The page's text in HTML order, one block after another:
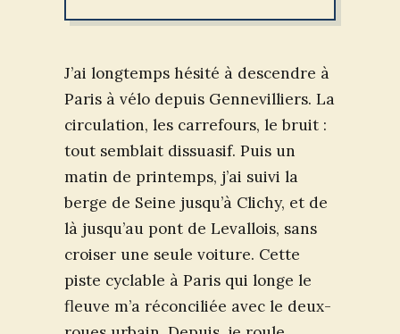
J’ai longtemps hésité à descendre à
Paris à vélo depuis Gennevilliers. La
circulation, les carrefours, le bruit :
tout semblait dissuasif. Puis un
matin de printemps, j’ai suivi la
berge de Seine jusqu’à Clichy, et de
là jusqu’au pont de Levallois, sans
croiser une seule voiture. Cette
piste cyclable à Paris qui longe le
fleuve m’a réconciliée avec le deux-